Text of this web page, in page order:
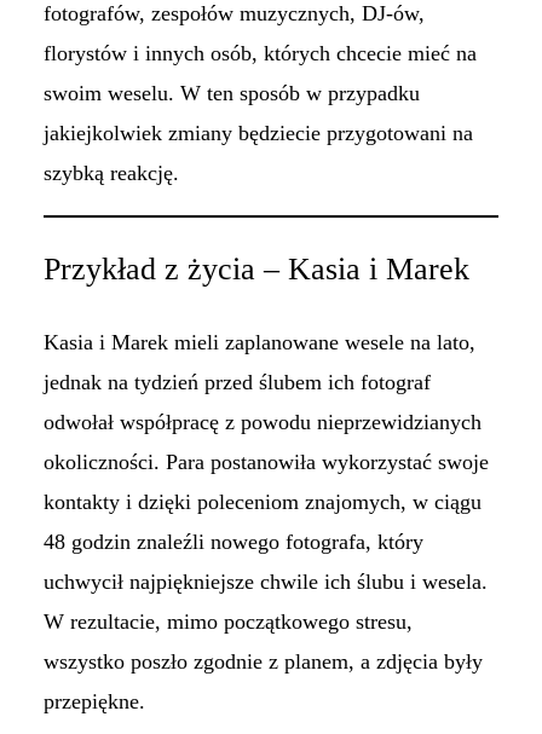
fotografów, zespołów muzycznych, DJ-ów,
florystów i innych osób, których chcecie mieć na
swoim weselu. W ten sposób w przypadku
jakiejkolwiek zmiany będziecie przygotowani na
szybką reakcję.
Przykład z życia – Kasia i Marek
Kasia i Marek mieli zaplanowane wesele na lato,
jednak na tydzień przed ślubem ich fotograf
odwołał współpracę z powodu nieprzewidzianych
okoliczności. Para postanowiła wykorzystać swoje
kontakty i dzięki poleceniom znajomych, w ciągu
48 godzin znaleźli nowego fotografa, który
uchwycił najpiękniejsze chwile ich ślubu i wesela.
W rezultacie, mimo początkowego stresu,
wszystko poszło zgodnie z planem, a zdjęcia były
przepiękne.